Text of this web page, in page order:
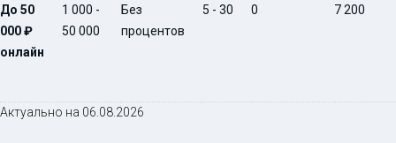
До 50
000 ₽
онлайн
1 000 -
50 000
Без
процентов
5 - 30 0 7 200
Актуально на 06.08.2026